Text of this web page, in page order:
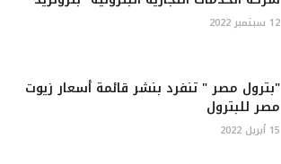
12 سبتمبر 2022
"بترول مصر " تنفرد بنشر قائمة أسعار زيوت
مصر للبترول
15 أبريل 2022